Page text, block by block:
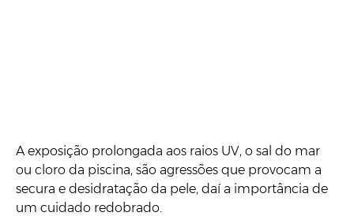
A exposição prolongada aos raios UV, o sal do mar
ou cloro da piscina, são agressões que provocam a
secura e desidratação da pele, daí a importância de
um cuidado redobrado.